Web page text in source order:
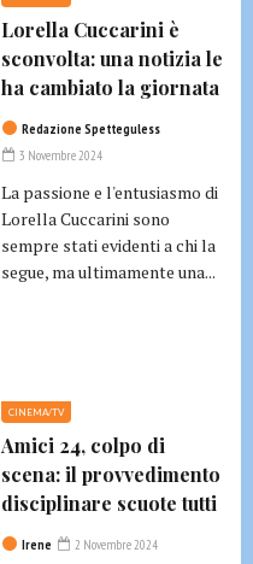
Lorella Cuccarini è
sconvolta: una notizia le
ha cambiato la giornata
Redazione Spetteguless
3 Novembre 2024
La passione e l'entusiasmo di
Lorella Cuccarini sono
sempre stati evidenti a chi la
segue, ma ultimamente una...
CINEMA/TV
Amici 24, colpo di
scena: il provvedimento
disciplinare scuote tutti
Irene 2 Novembre 2024